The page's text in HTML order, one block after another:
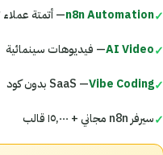
✓
n8n Automation— أتمتة عملاء ٢٤/٧
✓
AI Video— فيديوهات سينمائية
✓
Vibe Coding— SaaS بدون كود
✓سيرفر n8n مجاني + ١٥,٠٠٠ قالب